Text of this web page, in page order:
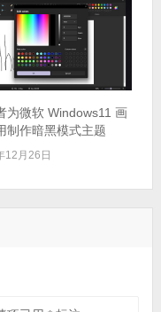
为微软 Windows11 画
制作暗黑模式主题
12月26日